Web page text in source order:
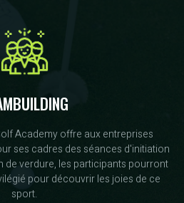
Academy offre aux entreprises
ses cadres des séances d'initiation
de verdure, les participants pourront
pour découvrir les joies de ce
sport.